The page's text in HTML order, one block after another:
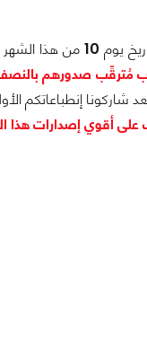
يوم 10 من هذا
إنطباعاتكم